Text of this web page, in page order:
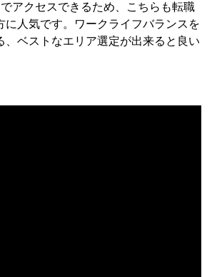
アクセスできるため、こちらも転職
に人気です。ワークライフバランスを
、ベストなエリア選定が出来ると良い